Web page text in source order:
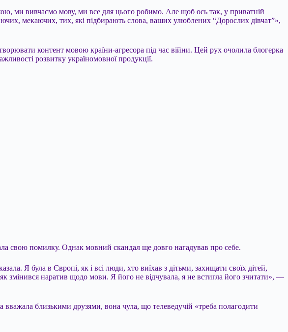
ми вивчаємо мову, ми все для цього робимо. Але щоб ось так, у приватній
мекаючих, тих, які підбирають слова, ваших улюблених “Дорослих дівчат”»,
контент мовою країни-агресора під час війни. Цей рух очолила блогерка
розвитку україномовної продукції.
свою помилку. Однак мовний скандал ще довго нагадував про себе.
Я була в Європі, як і всі люди, хто виїхав з дітьми, захищати своїх дітей,
наратив щодо мови. Я його не відчувала, я не встигла його зчитати», —
близькими друзями, вона чула, що телеведучій «треба полагодити